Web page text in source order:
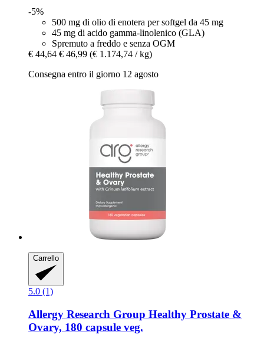
-5%
500 mg di olio di enotera per softgel da 45 mg
45 mg di acido gamma-linolenico (GLA)
Spremuto a freddo e senza OGM
€ 44,64 € 46,99 (€ 1.174,74 / kg)
Consegna entro il giorno 12 agosto
Carrello
5.0 (1)
Allergy Research Group Healthy Prostate &
Ovary, 180 capsule veg.